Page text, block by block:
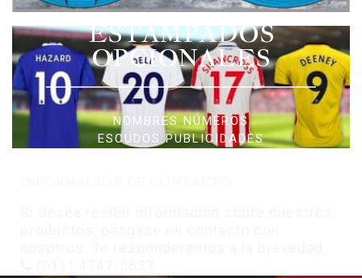
ESTAMPADOS
OPCIONALES
NOMBRES NÚMEROS
ESCUDOS PUBLICIDADES